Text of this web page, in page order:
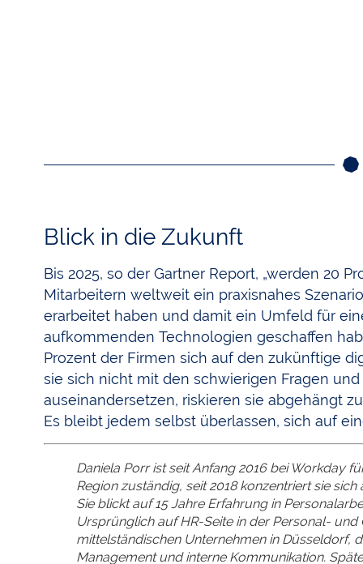
Blick in die Zukunft
Bis 2025, so der Gartner Report, „werden 20
Mitarbeitern weltweit ein praxisnahes
erarbeitet haben und damit ein Umfeld für
aufkommenden Technologien geschaffen
Prozent der Firmen sich auf den zukünftige
sie sich nicht mit den schwierigen Fragen
auseinandersetzen, riskieren sie abgehängt
Es bleibt jedem selbst überlassen, sich auf
Daniela Porr ist seit Anfang 2016 bei Workday
Region zuständig, seit 2018 konzentriert sie
Sie blickt auf 15 Jahre Erfahrung in
Ursprünglich auf HR-Seite in der Personal-
mittelständischen Unternehmen in Düsseldorf,
Management und interne Kommunikation.